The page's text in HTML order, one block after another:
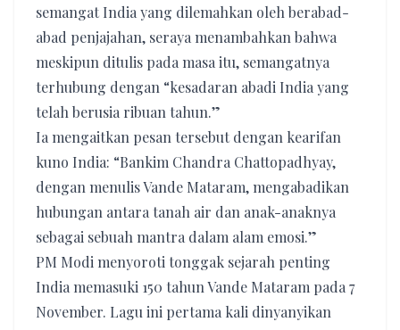
semangat India yang dilemahkan oleh berabad-
abad penjajahan, seraya menambahkan bahwa
meskipun ditulis pada masa itu, semangatnya
terhubung dengan “kesadaran abadi India yang
telah berusia ribuan tahun.”
Ia mengaitkan pesan tersebut dengan kearifan
kuno India: “Bankim Chandra Chattopadhyay,
dengan menulis Vande Mataram, mengabadikan
hubungan antara tanah air dan anak-anaknya
sebagai sebuah mantra dalam alam emosi.”
PM Modi menyoroti tonggak sejarah penting
India memasuki 150 tahun Vande Mataram pada 7
November. Lagu ini pertama kali dinyanyikan